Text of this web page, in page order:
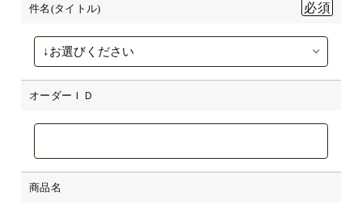
件名(タイトル)
オーダーＩＤ
商品名